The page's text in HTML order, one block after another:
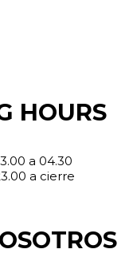
HOURS
a 04.30
a cierre